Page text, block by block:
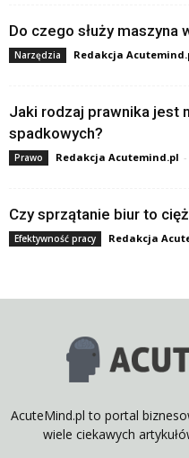
Do czego służy maszyna
Narzędzia Redakcja
Jaki rodzaj prawnika jest
spadkowych?
Prawo Redakcja Acutemind.pl -
Czy sprzątanie biur to
Efektywność pracy Redakcja
AcuteMind.pl to portal
wiele ciekawych